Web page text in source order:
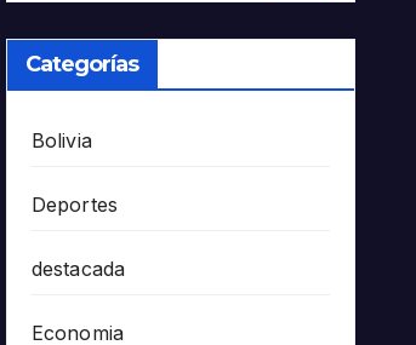
Categorías
Bolivia
Deportes
destacada
Economia